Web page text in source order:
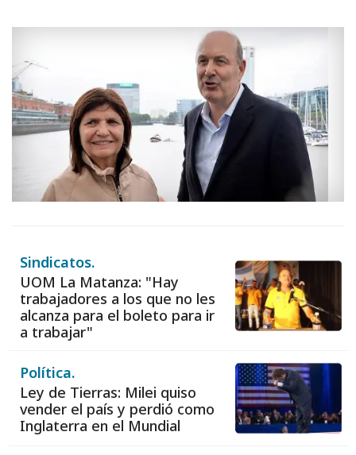
Sindicatos.
UOM La Matanza: "Hay
trabajadores a los que no les
alcanza para el boleto para ir
a trabajar"
Política.
Ley de Tierras: Milei quiso
vender el país y perdió como
Inglaterra en el Mundial